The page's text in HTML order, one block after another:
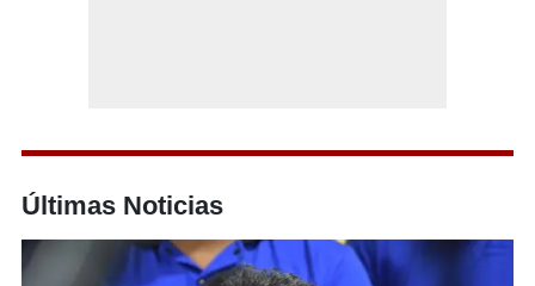
Últimas Noticias